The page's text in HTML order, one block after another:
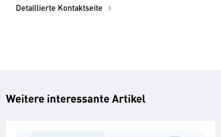
Detaillierte Kontaktseite
Weitere interessante Artikel